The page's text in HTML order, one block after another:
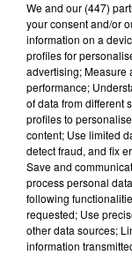
In May of
Obscura
she know
would not
her life.
— Camera
"Nous
sommes
We and our (447)
your consent and/or
information on a
profiles for
advertising; Measure
performance;
of data from different
profiles to
content; Use limited
detect fraud, and fix
Save and
process personal
following
requested; Use
other data sources;
information